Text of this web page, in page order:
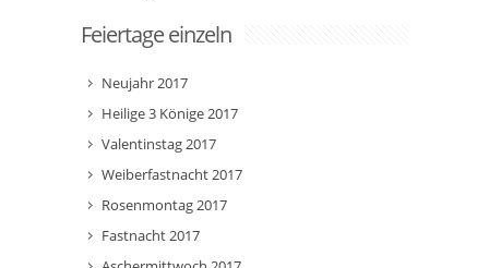
Feiertage einzeln
Neujahr 2017
Heilige 3 Könige 2017
Valentinstag 2017
Weiberfastnacht 2017
Rosenmontag 2017
Fastnacht 2017